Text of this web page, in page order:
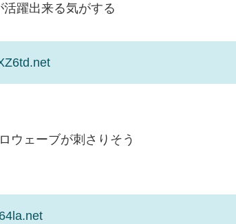
躍出来る気がする
ウェーブが刺さりそう